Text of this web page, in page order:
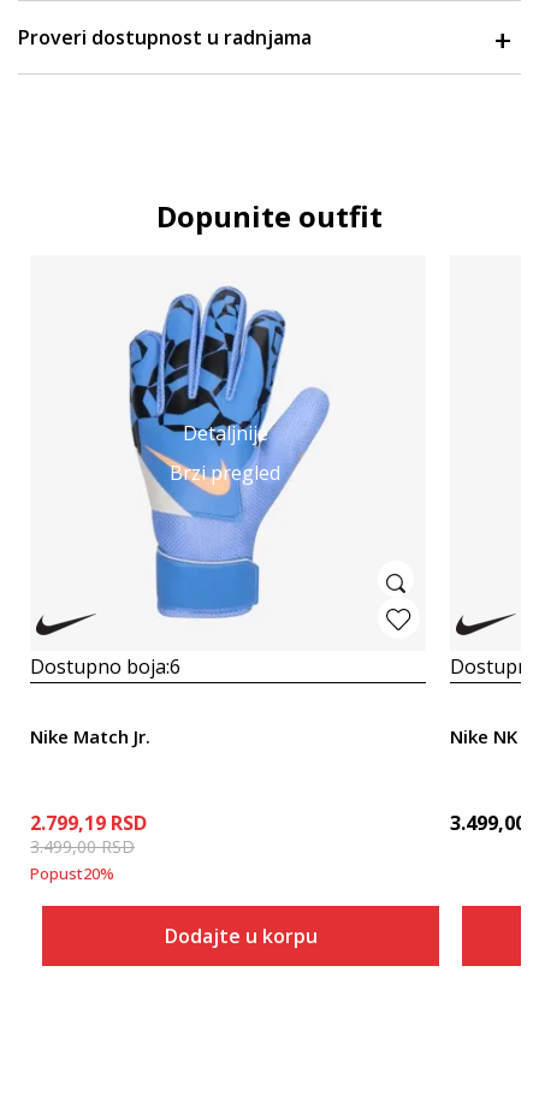
Proveri dostupnost u radnjama
Dopunite outfit
Detaljnije
Brzi pregled
Dostupno boja:6
Nike Match Jr.
2.799,19 RSD
3.499,00RSD
Popust20%
Dodajte u korpu
Nike NK
3.499,00